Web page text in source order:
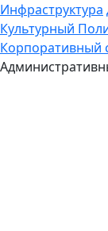
Инфраструктура
Культурный
Корпоративный